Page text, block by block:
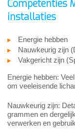
Competenties
installaties
Energie hebben
Nauwkeurig zijn
Vakgericht zijn
Energie hebben:
om veeleisende
Nauwkeurig zijn:
grammen en
verwerken en